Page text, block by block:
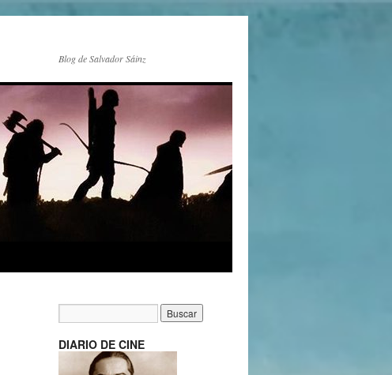
Blog de Salvador Sáinz
DIARIO DE CINE